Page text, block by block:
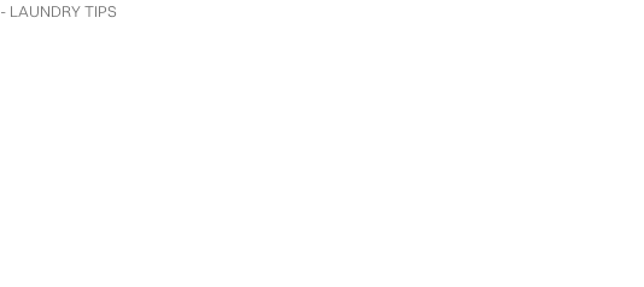
- LAUNDRY TIPS